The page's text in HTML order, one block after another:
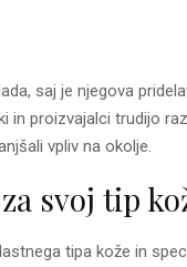
saj je njegova
in proizvajalci trudijo
vpliv na okolje.
svoj tip
tipa kože in